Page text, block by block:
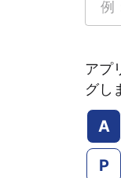
アプ
グし
A
P